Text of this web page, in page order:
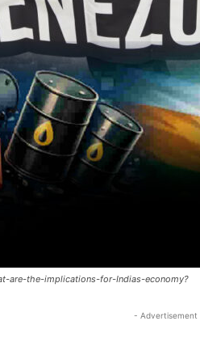
are-the-implications-for-Indias-economy?
- Advertisement